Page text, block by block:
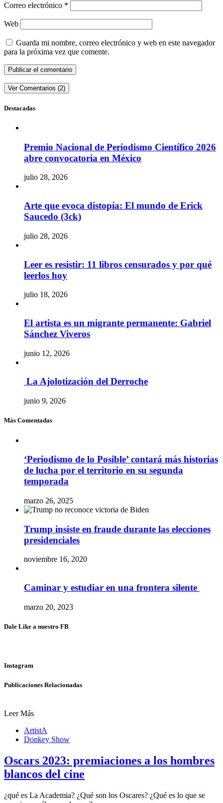
Correo electrónico *
Web
Guarda mi nombre, correo electrónico y web en este navegador
para la próxima vez que comente.
Ver Comentarios (2)
Destacadas
Premio Nacional de Periodismo Científico 2026
abre convocatoria en México
julio 28, 2026
Arte que evoca distopía: El mundo de Erick
Saucedo (3ck)
julio 28, 2026
Leer es resistir: 11 libros censurados y por qué
leerlos hoy
julio 18, 2026
El artista es un migrante permanente: Gabriel
Sánchez Viveros
junio 12, 2026
La Ajolotización del Derroche
junio 9, 2026
Más Comentadas
‘Periodismo de lo Posible’ contará más historias
de lucha por el territorio en su segunda
temporada
marzo 26, 2025
Trump insiste en fraude durante las elecciones
presidenciales
noviembre 16, 2020
Caminar y estudiar en una frontera silente
marzo 20, 2023
Dale Like a nuestro FB
Instagram
Publicaciones Relacionadas
Leer Más
ArtistA
Donkey Show
Oscars 2023: premiaciones a los hombres
blancos del cine
¿qué es La Academia? ¿Qué son los Oscares? ¿Qué es lo que se